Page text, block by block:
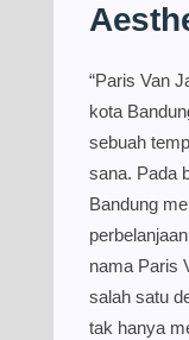
“Paris Van
kota
sebuah
sana. Pada
Bandung
nama Paris
salah satu
tak hanya